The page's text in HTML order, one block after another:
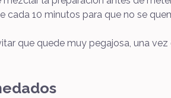
cada 10 minutos para que no se
que quede muy pegajosa, una